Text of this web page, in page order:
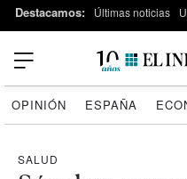
Destacamos: Últimas noticias
OPINIÓN ESPAÑA
SALUD